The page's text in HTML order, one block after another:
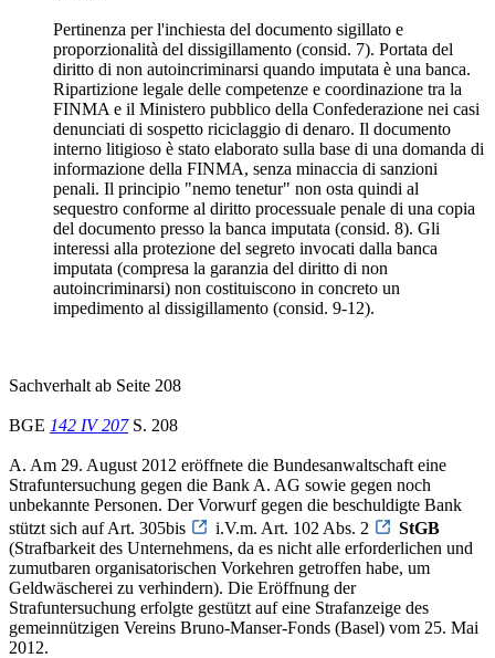
Pertinenza per l'inchiesta del documento sigillato e
proporzionalità del dissigillamento (consid. 7). Portata del
diritto di non autoincriminarsi quando imputata è una banca.
Ripartizione legale delle competenze e coordinazione tra la
FINMA e il Ministero pubblico della Confederazione nei casi
denunciati di sospetto riciclaggio di denaro. Il documento
interno litigioso è stato elaborato sulla base di una domanda di
informazione della FINMA, senza minaccia di sanzioni
penali. Il principio "nemo tenetur" non osta quindi al
sequestro conforme al diritto processuale penale di una copia
del documento presso la banca imputata (consid. 8). Gli
interessi alla protezione del segreto invocati dalla banca
imputata (compresa la garanzia del diritto di non
autoincriminarsi) non costituiscono in concreto un
impedimento al dissigillamento (consid. 9-12).
Sachverhalt ab Seite 208
BGE 142 IV 207S. 208
A. Am 29. August 2012 eröffnete die Bundesanwaltschaft eine
Strafuntersuchung gegen die Bank A. AG sowie gegen noch
unbekannte Personen. Der Vorwurf gegen die beschuldigte Bank
stützt sich auf Art. 305bis
i.V.m. Art. 102 Abs. 2
StGB
(Strafbarkeit des Unternehmens, da es nicht alle erforderlichen und
zumutbaren organisatorischen Vorkehren getroffen habe, um
Geldwäscherei zu verhindern). Die Eröffnung der
Strafuntersuchung erfolgte gestützt auf eine Strafanzeige des
gemeinnützigen Vereins Bruno-Manser-Fonds (Basel) vom 25. Mai
2012.